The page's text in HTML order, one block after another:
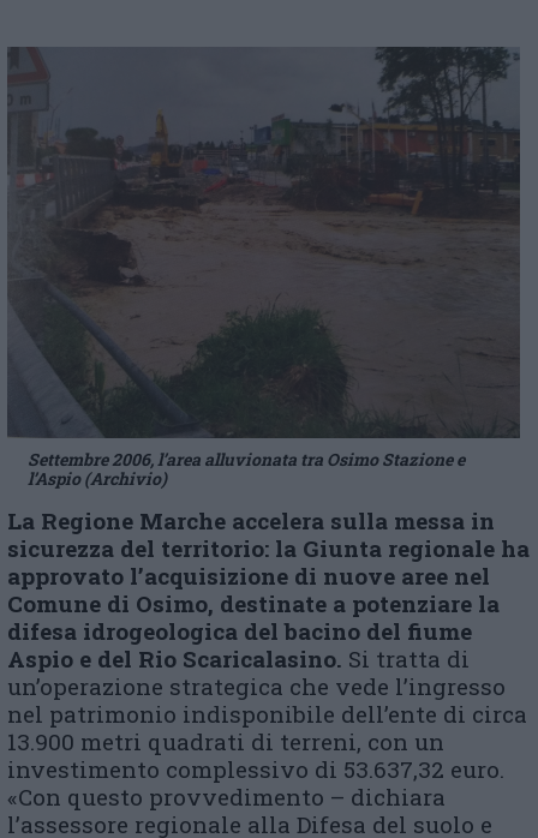
Settembre 2006, l’area alluvionata tra Osimo Stazione e
l’Aspio (Archivio)
La Regione Marche accelera sulla messa in
sicurezza del territorio: la Giunta regionale ha
approvato l’acquisizione di nuove aree nel
Comune di Osimo, destinate a potenziare la
difesa idrogeologica del bacino del fiume
Aspio e del Rio Scaricalasino. Si tratta di
un’operazione strategica che vede l’ingresso
nel patrimonio indisponibile dell’ente di circa
13.900 metri quadrati di terreni, con un
investimento complessivo di 53.637,32 euro.
«Con questo provvedimento – dichiara
l’assessore regionale alla Difesa del suolo e